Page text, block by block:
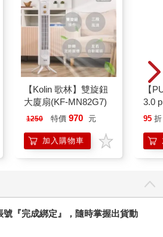
【Kolin 歌林】雙旋鈕
大廈扇(KF-MN82G7)
1250 特價 970 元
加入購物車
【
3.0
黑
95 折
『完成綁定』，隨時掌握出貨動